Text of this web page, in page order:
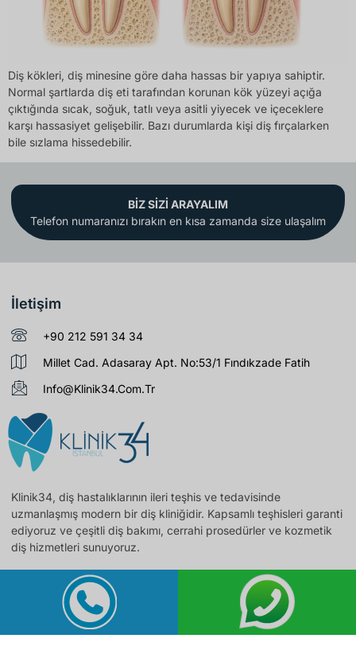
Diş kökleri, diş minesine göre daha hassas bir yapıya sahiptir.
Normal şartlarda diş eti tarafından korunan kök yüzeyi açığa
çıktığında sıcak, soğuk, tatlı veya asitli yiyecek ve içeceklere
karşı hassasiyet gelişebilir. Bazı durumlarda kişi diş fırçalarken
bile sızlama hissedebilir.
BİZ SİZİ ARAYALIM
Telefon numaranızı bırakın en kısa zamanda size ulaşalım
Klinik34, diş hastalıklarının ileri teşhis ve tedavisinde
uzmanlaşmış modern bir diş kliniğidir. Kapsamlı teşhisleri garanti
ediyoruz ve çeşitli diş bakımı, cerrahi prosedürler ve kozmetik
diş hizmetleri sunuyoruz.
İletişim
+90 212 591 34 34
Millet Cad. Adasaray Apt. No:53/1 Fındıkzade Fatih
Info@klinik34.com.tr